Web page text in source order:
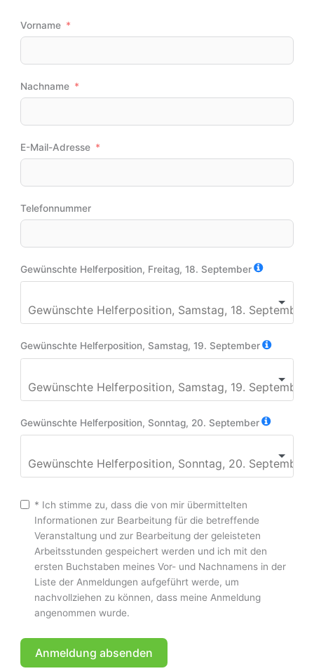
Vorname
Nachname
E-Mail-Adresse
Telefonnummer
Gewünschte Helferposition, Freitag, 18. September
Gewünschte Helferposition, Samstag, 19. September
Gewünschte Helferposition, Sonntag, 20. September
* Ich stimme zu, dass die von mir übermittelten
Informationen zur Bearbeitung für die betreffende
Veranstaltung und zur Bearbeitung der geleisteten
Arbeitsstunden gespeichert werden und ich mit den
ersten Buchstaben meines Vor- und Nachnamens in der
Liste der Anmeldungen aufgeführt werde, um
nachvollziehen zu können, dass meine Anmeldung
angenommen wurde.
Anmeldung absenden